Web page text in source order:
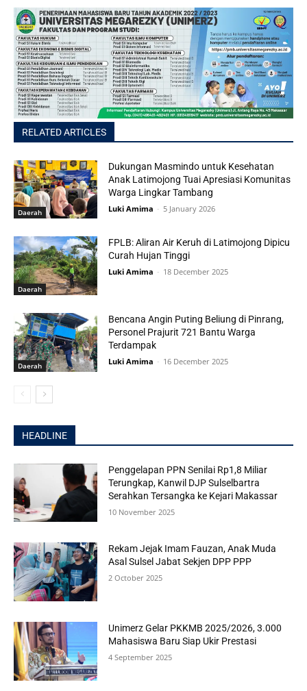
RELATED ARTICLES
Daerah
Dukungan Masmindo untuk Kesehatan
Anak Latimojong Tuai Apresiasi Komunitas
Warga Lingkar Tambang
Luki Amima - 5 January 2026
Daerah
FPLB: Aliran Air Keruh di Latimojong Dipicu
Curah Hujan Tinggi
Luki Amima - 18 December 2025
Daerah
Bencana Angin Puting Beliung di Pinrang,
Personel Prajurit 721 Bantu Warga
Terdampak
Luki Amima - 16 December 2025
HEADLINE
Penggelapan PPN Senilai Rp1,8 Miliar
Terungkap, Kanwil DJP Sulselbartra
Serahkan Tersangka ke Kejari Makassar
10 November 2025
Rekam Jejak Imam Fauzan, Anak Muda
Asal Sulsel Jabat Sekjen DPP PPP
2 October 2025
Unimerz Gelar PKKMB 2025/2026, 3.000
Mahasiswa Baru Siap Ukir Prestasi
4 September 2025